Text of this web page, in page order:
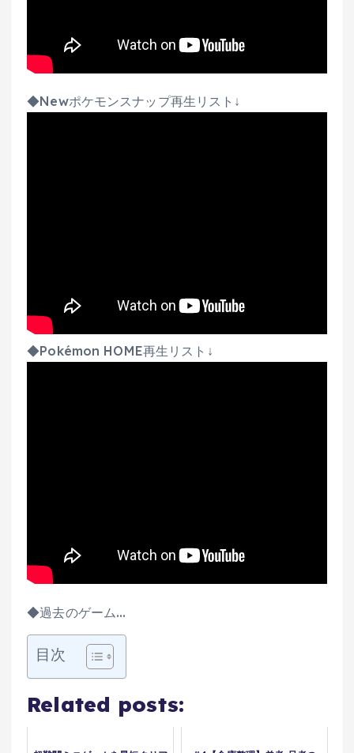
◆Newポケモンスナップ再生リスト↓
◆Pokémon HOME再生リスト↓
◆過去のゲーム…
目次
Related posts: